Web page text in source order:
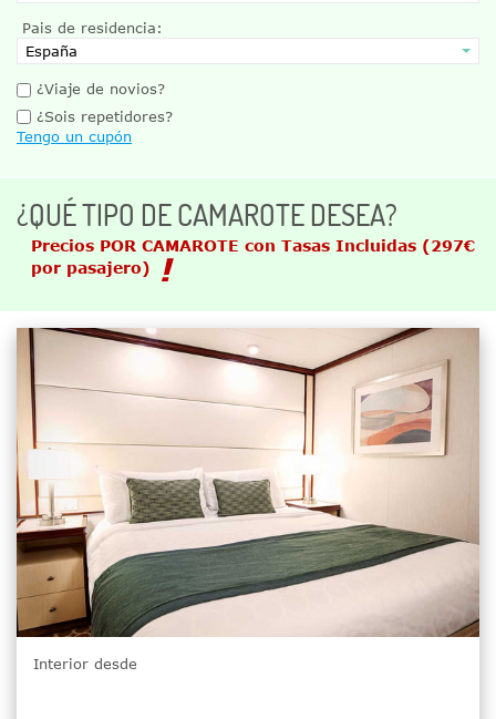
Pais de residencia:
¿Viaje de novios?
¿Sois repetidores?
Tengo un cupón
¿QUÉ TIPO DE CAMAROTE DESEA?
Precios POR CAMAROTE con Tasas Incluidas (297€
por pasajero)
Interior desde